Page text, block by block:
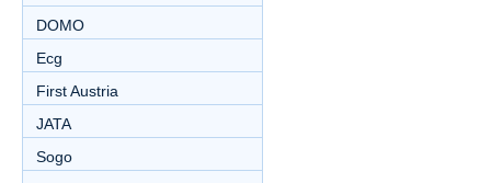
DOMO
Ecg
First Austria
JATA
Sogo